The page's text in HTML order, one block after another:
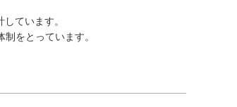
ています。
をとっています。